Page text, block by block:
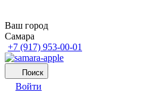
Ваш город
Самара
+7 (917) 953-00-01
Поиск
Войти